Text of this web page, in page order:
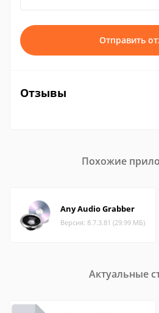
Отправить
Отзывы
Похожие
Any Audio Grabber
Версия: 8.7.3.81 (29.99 МБ)
Актуальные